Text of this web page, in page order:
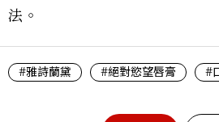
法。
#雅詩蘭黛 #絕對慾望唇膏 #